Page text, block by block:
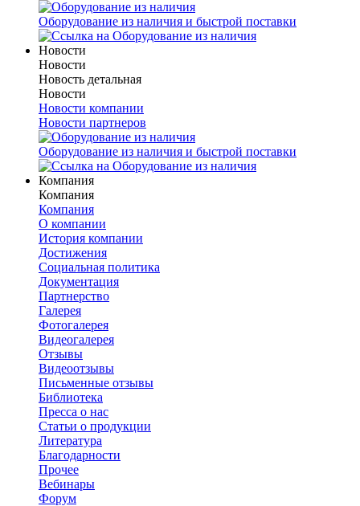
Оборудование из наличия и быстрой поставки
Новости
Новости
Новость детальная
Новости
Новости компании
Новости партнеров
Оборудование из наличия и быстрой поставки
Компания
Компания
Компания
О компании
История компании
Достижения
Социальная политика
Документация
Партнерство
Галерея
Фотогалерея
Видеогалерея
Отзывы
Видеоотзывы
Письменные отзывы
Библиотека
Пресса о нас
Статьи о продукции
Литература
Благодарности
Прочее
Вебинары
Форум